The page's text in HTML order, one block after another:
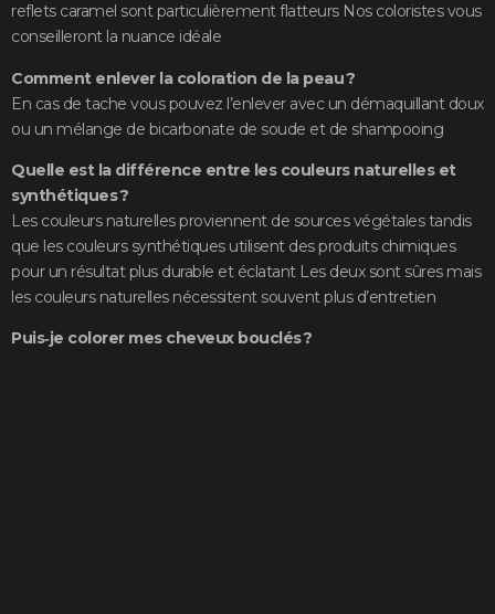
reflets caramel sont particulièrement flatteurs Nos coloristes vous
conseilleront la nuance idéale
Comment enlever la coloration de la peau ?
En cas de tache vous pouvez l’enlever avec un démaquillant doux
ou un mélange de bicarbonate de soude et de shampooing
Quelle est la différence entre les couleurs naturelles et
synthétiques ?
Les couleurs naturelles proviennent de sources végétales tandis
que les couleurs synthétiques utilisent des produits chimiques
pour un résultat plus durable et éclatant Les deux sont sûres mais
les couleurs naturelles nécessitent souvent plus d’entretien
Puis‑je colorer mes cheveux bouclés ?